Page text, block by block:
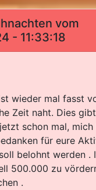
vom
- 11:33:18
wieder mal fasst
Zeit naht. Dies
schon mal, mich
für eure
belohnt werden .
500.000 zu
.